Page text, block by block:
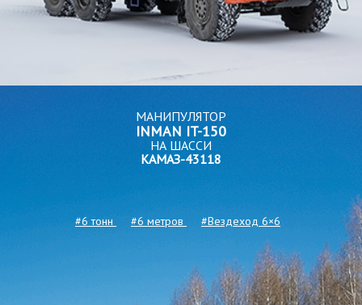
МАНИПУЛЯТОР
INMAN IT-150
НА ШАССИ
КАМАЗ-43118
#6 тонн #6 метров #Вездеход 6×6